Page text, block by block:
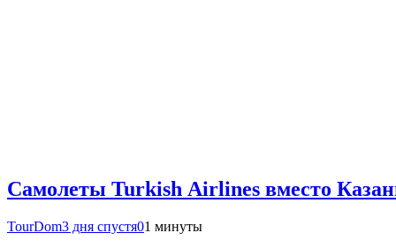
Самолеты Turkish Airlines вместо
TourDom3 дня спустя01 минуты